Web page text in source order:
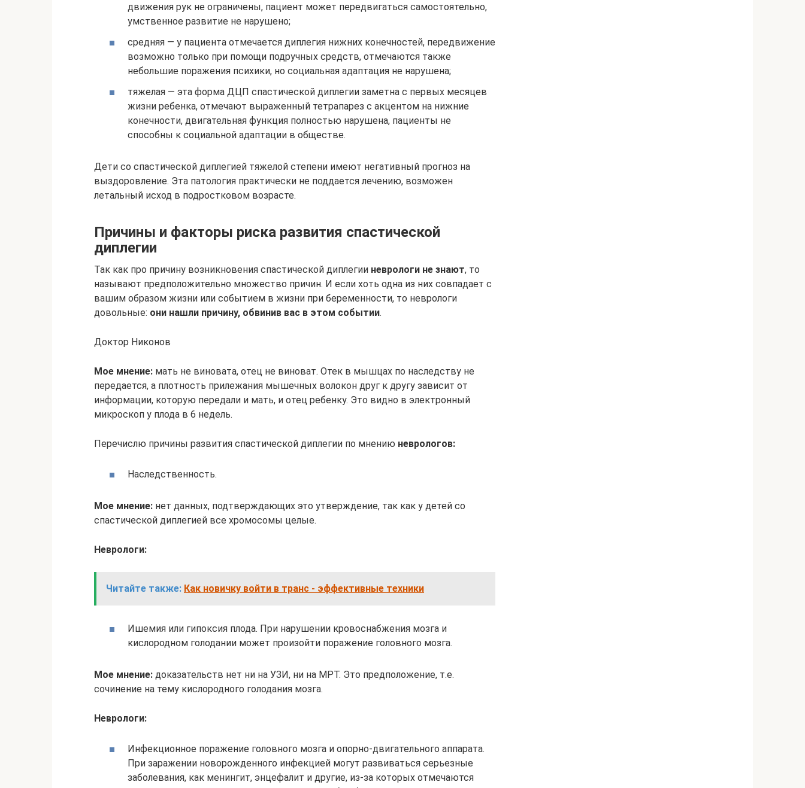
движения рук не ограничены, пациент может передвигаться самостоятельно,
умственное развитие не нарушено;
средняя — у пациента отмечается диплегия нижних конечностей, передвижение
возможно только при помощи подручных средств, отмечаются также
небольшие поражения психики, но социальная адаптация не нарушена;
тяжелая — эта форма ДЦП спастической диплегии заметна с первых месяцев
жизни ребенка, отмечают выраженный тетрапарез с акцентом на нижние
конечности, двигательная функция полностью нарушена, пациенты не
способны к социальной адаптации в обществе.
Дети со спастической диплегией тяжелой степени имеют негативный прогноз на
выздоровление. Эта патология практически не поддается лечению, возможен
летальный исход в подростковом возрасте.
Причины и факторы риска развития спастической
диплегии
Так как про причину возникновения спастической диплегии неврологи не знают, то
называют предположительно множество причин. И если хоть одна из них совпадает с
вашим образом жизни или событием в жизни при беременности, то неврологи
довольные: они нашли причину, обвинив вас в этом событии.
Доктор Никонов
Мое мнение: мать не виновата, отец не виноват. Отек в мышцах по наследству не
передается, а плотность прилежания мышечных волокон друг к другу зависит от
информации, которую передали и мать, и отец ребенку. Это видно в электронный
микроскоп у плода в 6 недель.
Перечислю причины развития спастической диплегии по мнению неврологов:
Наследственность.
Мое мнение: нет данных, подтверждающих это утверждение, так как у детей со
спастической диплегией все хромосомы целые.
Неврологи:
Читайте также: Как новичку войти в транс - эффективные техники
Ишемия или гипоксия плода. При нарушении кровоснабжения мозга и
кислородном голодании может произойти поражение головного мозга.
Мое мнение: доказательств нет ни на УЗИ, ни на МРТ. Это предположение, т.е.
сочинение на тему кислородного голодания мозга.
Неврологи:
Инфекционное поражение головного мозга и опорно-двигательного аппарата.
При заражении новорожденного инфекцией могут развиваться серьезные
заболевания, как менингит, энцефалит и другие, из-за которых отмечаются